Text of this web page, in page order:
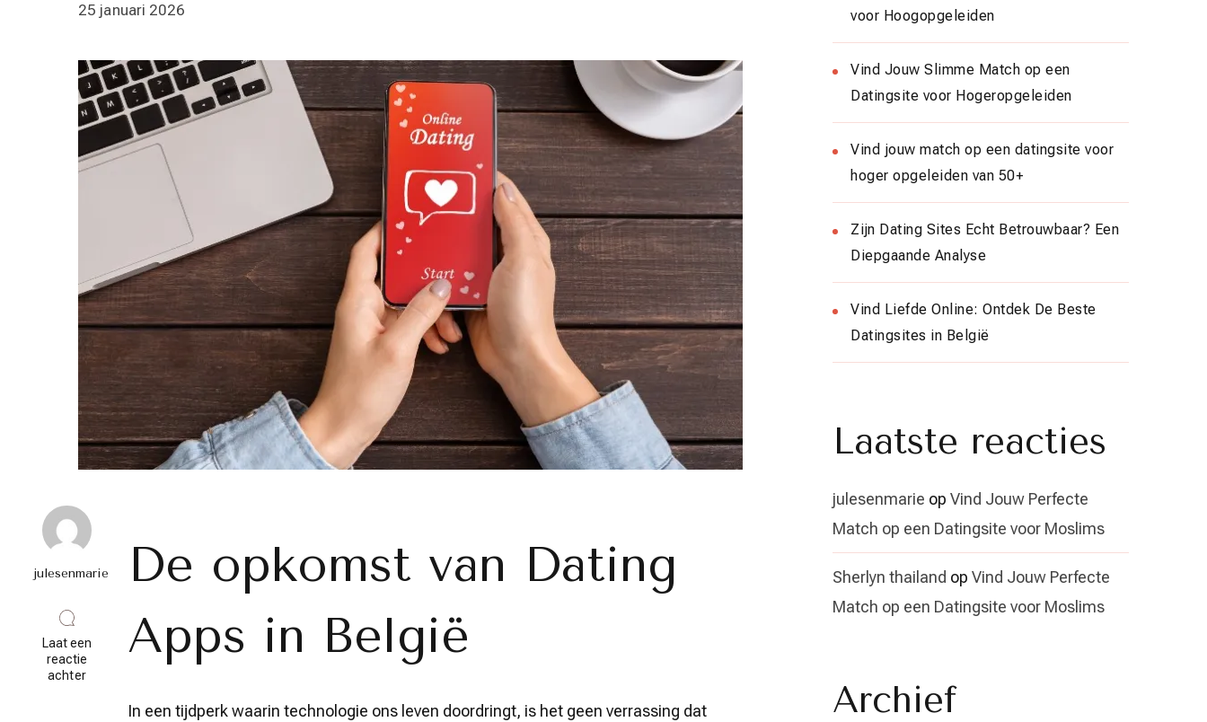
25 januari 2026
julesenmarie
Laat een
reactie
achterop
opkomst
De opkomst van Dating
Apps in België
In een tijdperk waarin technologie ons leven doordringt, is het geen verrassing dat
voor Hoogopgeleiden
Vind Jouw Slimme Match op een
Datingsite voor Hogeropgeleiden
Vind jouw match op een datingsite voor
hoger opgeleiden van 50+
Zijn Dating Sites Echt Betrouwbaar? Een
Diepgaande Analyse
Vind Liefde Online: Ontdek De Beste
Datingsites in België
Laatste reacties
julesenmarie op Vind Jouw Perfecte
Match op een Datingsite voor Moslims
Sherlyn thailand op Vind Jouw Perfecte
Match op een Datingsite voor Moslims
Archief